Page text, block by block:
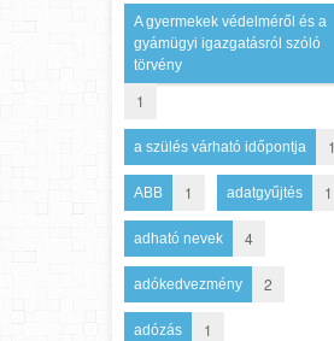
A gyermekek védelméről és a
gyámügyi igazgatásról szóló
törvény
1
a szülés várható időpontja 1
ABB 1 adatgyűjtés 1
adható nevek 4
adókedvezmény 2
adózás 1